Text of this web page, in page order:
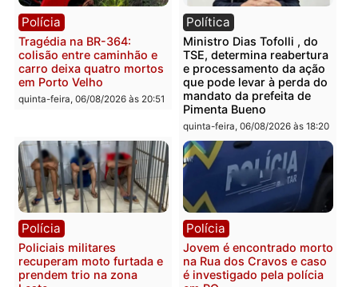
Polícia
bairro Colina Park em RO
sexta-feira, 07/08/2026 às 09:30
Polícia
Polícia Militar apreende
explosivos e
durante patrulhamento
fluvial no Rio Madeira em
Porto Velho
sexta-feira, 07/08/2026 às